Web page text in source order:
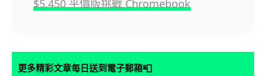
$5,450 平價版挑戰 Chromebook
更多精彩文章每日送到電子郵箱📮